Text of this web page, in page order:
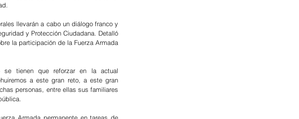
llevarán a cabo un diálogo franco y
y Protección Ciudadana. Detalló
la participación de la Fuerza Armada
se tienen que reforzar en la actual
a este gran reto, a este gran
personas, entre ellas sus familiares